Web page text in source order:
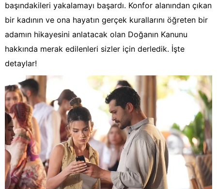
başındakileri yakalamayı başardı. Konfor alanından çıkan
bir kadının ve ona hayatın gerçek kurallarını öğreten bir
adamın hikayesini anlatacak olan Doğanın Kanunu
hakkında merak edilenleri sizler için derledik. İşte
detaylar!